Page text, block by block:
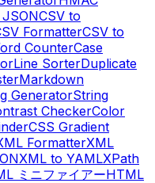
CSV to
FormatterCSV to
CounterCase
Line SorterDuplicate
Markdown
GeneratorString
CheckerColor
CSS Gradient
FormatterXML
XML to YAMLXPath
ミニファイアーHTML